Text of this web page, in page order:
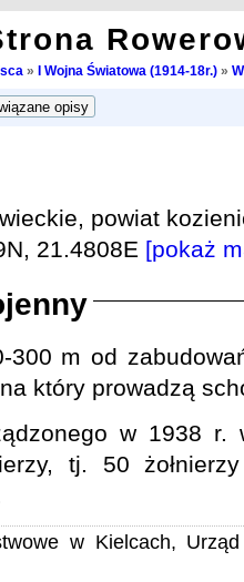
» I Wojna Światowa (1914-18r.)»
powiat
21.4808E [pokaż
300 m od
który prowadzą
w 1938 r.
tj. 50
w Kielcach,